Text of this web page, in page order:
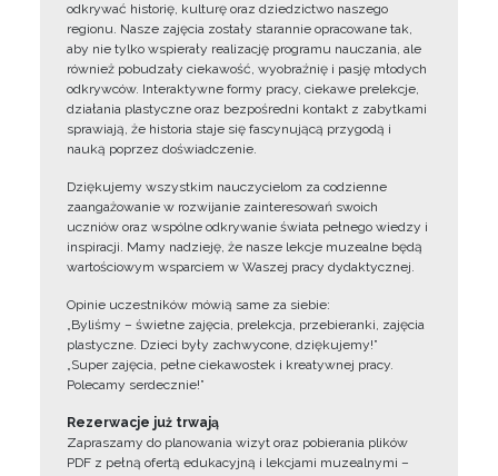
odkrywać historię, kulturę oraz dziedzictwo naszego
regionu. Nasze zajęcia zostały starannie opracowane tak,
aby nie tylko wspierały realizację programu nauczania, ale
również pobudzały ciekawość, wyobraźnię i pasję młodych
odkrywców. Interaktywne formy pracy, ciekawe prelekcje,
działania plastyczne oraz bezpośredni kontakt z zabytkami
sprawiają, że historia staje się fascynującą przygodą i
nauką poprzez doświadczenie.
Dziękujemy wszystkim nauczycielom za codzienne
zaangażowanie w rozwijanie zainteresowań swoich
uczniów oraz wspólne odkrywanie świata pełnego wiedzy i
inspiracji. Mamy nadzieję, że nasze lekcje muzealne będą
wartościowym wsparciem w Waszej pracy dydaktycznej.
Opinie uczestników mówią same za siebie:
„Byliśmy – świetne zajęcia, prelekcja, przebieranki, zajęcia
plastyczne. Dzieci były zachwycone, dziękujemy!”
„Super zajęcia, pełne ciekawostek i kreatywnej pracy.
Polecamy serdecznie!”
Rezerwacje już trwają
Zapraszamy do planowania wizyt oraz pobierania plików
PDF z pełną ofertą edukacyjną i lekcjami muzealnymi –